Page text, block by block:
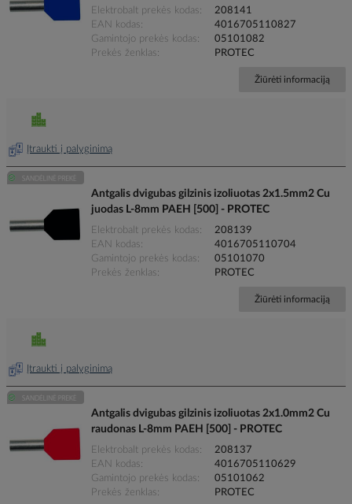
Elektrobalt prekės kodas
208141
EAN kodas
4016705110827
Gamintojo prekės kodas
05101082
Prekės ženklas
PROTEC
Žiūrėti informaciją
Įtraukti į palyginimą
Antgalis dvigubas gilzinis izoliuotas 2x1.5mm2 Cu
juodas L-8mm PAEH [500] - PROTEC
Elektrobalt prekės kodas
208139
EAN kodas
4016705110704
Gamintojo prekės kodas
05101070
Prekės ženklas
PROTEC
Žiūrėti informaciją
Įtraukti į palyginimą
Antgalis dvigubas gilzinis izoliuotas 2x1.0mm2 Cu
raudonas L-8mm PAEH [500] - PROTEC
Elektrobalt prekės kodas
208137
EAN kodas
4016705110629
Gamintojo prekės kodas
05101062
Prekės ženklas
PROTEC